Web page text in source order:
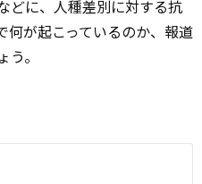
どに、人種差別に対する抗
何が起こっているのか、報道
。